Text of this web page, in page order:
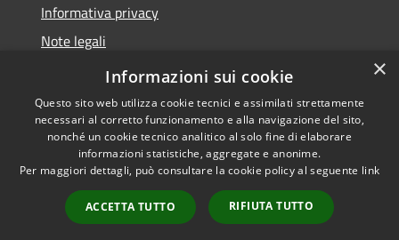
Informativa privacy
Note legali
Dichiarazione di accessibilità
Accessibilità
Copyright © 2026 • Comune di
Terranova Sappo Minulio •
Powered byMunicipium
Accesso redazione
×
Informazioni sui cookie
Questo sito web utilizza cookie tecnici e assimilati strettamente
necessari al corretto funzionamento e alla navigazione del sito,
nonché un cookie tecnico analitico al solo fine di elaborare
informazioni statistiche, aggregate e anonime.
Per maggiori dettagli, può consultare la cookie policy al seguente link
ACCETTA TUTTO RIFIUTA TUTTO